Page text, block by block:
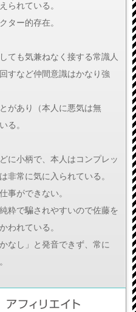
られている。
ター的存在。
ても気兼ねなく接する常識人
すなど仲間意識はかなり強
があり（本人に悪気は無
る。
に小柄で、本人はコンプレッ
非常に気に入られている。
事ができない。
粋で騙されやすいので佐藤を
われている。
なし」と発音できず、常に